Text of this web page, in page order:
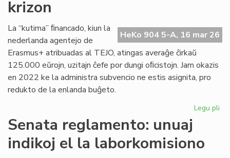
krizon
HeKo 904 5-A, 16 mar 26
La “kutima” ﬁnancado, kiun la
nederlanda agentejo de
Erasmus+ atribuadas al TEJO, atingas averaĝe ĉirkaŭ
125.000 eŭrojn, uzitajn ĉefe por dungi oﬁcistojn. Jam okazis
en 2022 ke la administra subvencio ne estis asignita, pro
redukto de la enlanda buĝeto.
Legu pli
Senata reglamento: unuaj
indikoj el la laborkomisiono